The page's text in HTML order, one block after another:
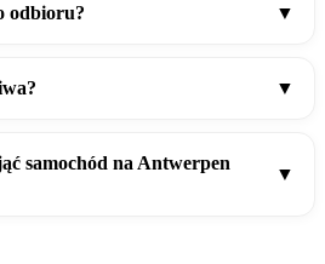
odbioru? ▼
▼
samochód na Antwerpen
▼